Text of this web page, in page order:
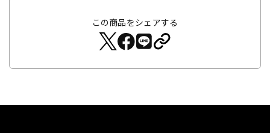
この商品をシェアする